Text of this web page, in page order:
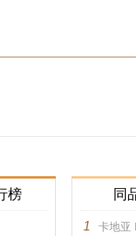
榜 同
1 卡地亚